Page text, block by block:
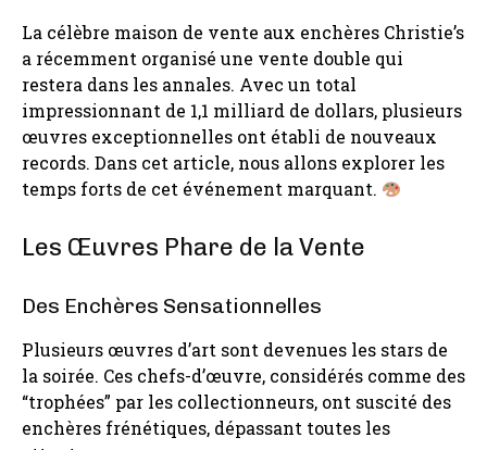
La célèbre maison de vente aux enchères Christie’s
a récemment organisé une vente double qui
restera dans les annales. Avec un total
impressionnant de 1,1 milliard de dollars, plusieurs
œuvres exceptionnelles ont établi de nouveaux
records. Dans cet article, nous allons explorer les
temps forts de cet événement marquant.
Les Œuvres Phare de la Vente
Des Enchères Sensationnelles
Plusieurs œuvres d’art sont devenues les stars de
la soirée. Ces chefs-d’œuvre, considérés comme des
“trophées” par les collectionneurs, ont suscité des
enchères frénétiques, dépassant toutes les